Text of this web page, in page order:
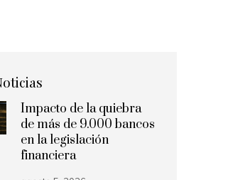
Impacto de la quiebra
de más de 9.000 bancos
en la legislación
financiera